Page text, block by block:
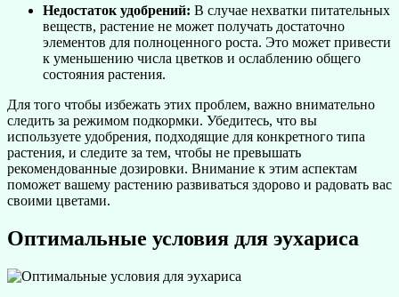
Недостаток удобрений: В случае нехватки питательных
веществ, растение не может получать достаточно
элементов для полноценного роста. Это может привести
к уменьшению числа цветков и ослаблению общего
состояния растения.
Для того чтобы избежать этих проблем, важно внимательно
следить за режимом подкормки. Убедитесь, что вы
используете удобрения, подходящие для конкретного типа
растения, и следите за тем, чтобы не превышать
рекомендованные дозировки. Внимание к этим аспектам
поможет вашему растению развиваться здорово и радовать вас
своими цветами.
Оптимальные условия для эухариса